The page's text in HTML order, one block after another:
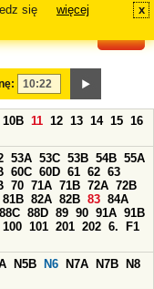
się
więcej x
10B 11 12 13 14 15 16
53A 53C 53B 54B 55A
60C 60D 61 62 63
70 71A 71B 72A 72B
81B 82A 82B 83 84A
88C 88D 89 90 91A 91B
100 101 201 202 6.
F1
N5B N6 N7A N7B
N8